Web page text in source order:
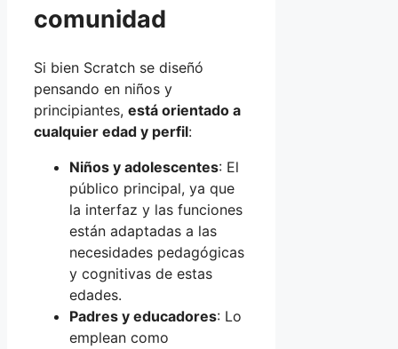
comunidad
Si bien Scratch se diseñó
pensando en niños y
principiantes, está orientado a
cualquier edad y perfil:
Niños y adolescentes: El
público principal, ya que
la interfaz y las funciones
están adaptadas a las
necesidades pedagógicas
y cognitivas de estas
edades.
Padres y educadores: Lo
emplean como